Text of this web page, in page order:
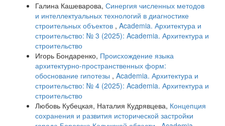
Галина Кашеварова, Синергия численных методов
и интеллектуальных технологий в диагностике
строительных объектов , Academia. Архитектура и
строительство: № 3 (2025): Academia. Архитектура и
строительство
Игорь Бондаренко, Происхождение языка
архитектурно-пространственных форм:
обоснование гипотезы , Academia. Архитектура и
строительство: № 4 (2025): Academia. Архитектура и
строительство
Любовь Кубецкая, Наталия Кудрявцева, Концепция
сохранения и развития исторической застройки